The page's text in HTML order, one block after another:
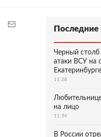
Последние
Черный
атаки ВСУ на
Екатеринбурге
11:28
на лицо
11:34
В России